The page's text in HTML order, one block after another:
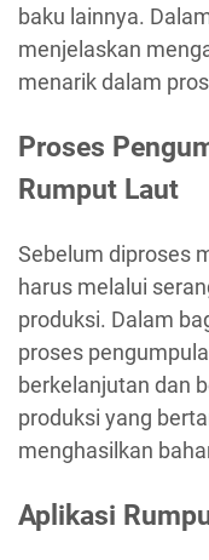
baku lainnya.
menjelaskan
menarik dalam
Proses
Rumput Laut
Sebelum diproses
harus melalui
produksi. Dalam
proses
berkelanjutan dan
produksi yang
menghasilkan
Aplikasi